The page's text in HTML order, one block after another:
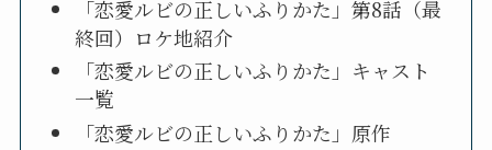
「恋愛ルビの正しいふりかた」第8話（最
終回）ロケ地紹介
「恋愛ルビの正しいふりかた」キャスト
一覧
「恋愛ルビの正しいふりかた」原作